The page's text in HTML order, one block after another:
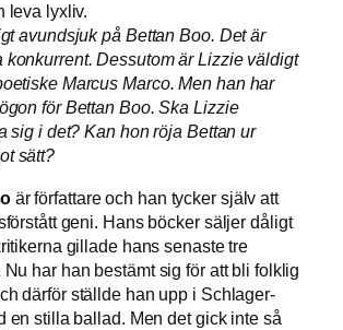
leva lyxliv.
avundsjuk på Bettan Boo. Det är
konkurrent. Dessutom är Lizzie väldigt
Marcus Marco. Men han har
för Bettan Boo. Ska Lizzie
sig i det? Kan hon röja Bettan ur
sätt?
är författare och han tycker själv att
geni. Hans böcker säljer dåligt
gillade hans senaste tre
har han bestämt sig för att bli folklig
därför ställde han upp i Schlager-
en stilla ballad. Men det gick inte så